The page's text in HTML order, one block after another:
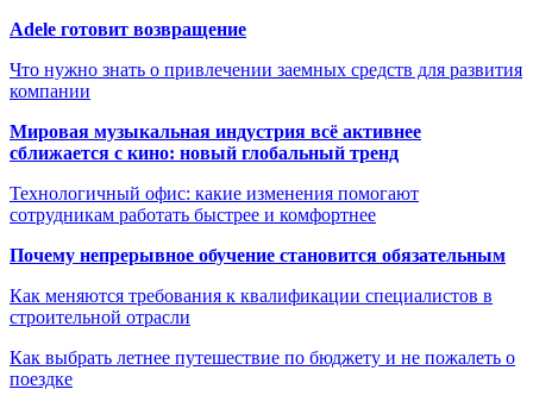
Adele готовит возвращение
Что нужно знать о привлечении заемных средств для развития
компании
Мировая музыкальная индустрия всё активнее
сближается с кино: новый глобальный тренд
Технологичный офис: какие изменения помогают
сотрудникам работать быстрее и комфортнее
Почему непрерывное обучение становится обязательным
Как меняются требования к квалификации специалистов в
строительной отрасли
Как выбрать летнее путешествие по бюджету и не пожалеть о
поездке